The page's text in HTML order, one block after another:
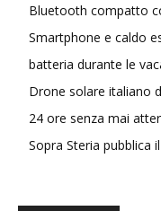
Bluetooth compatto
Smartphone e caldo
batteria durante le
Drone solare italiano
24 ore senza mai
Sopra Steria pubblica